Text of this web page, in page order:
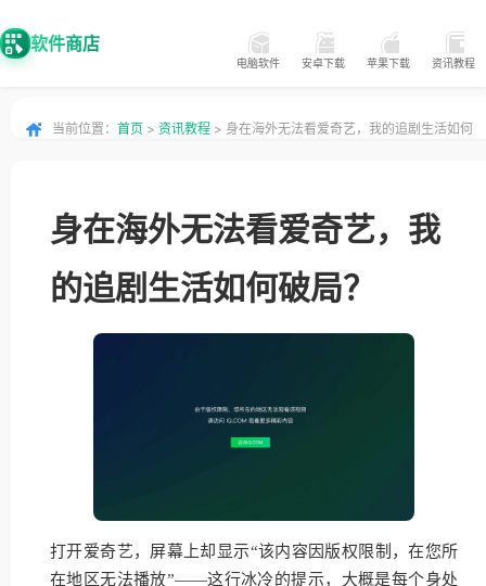
软件商店
电脑软件 安卓下载 苹果下载 资讯教程
当前位置： 首页 > 资讯教程 > 身在海外无法看爱奇艺，我的追剧生活如何
身在海外无法看爱奇艺，我
的追剧生活如何破局？
打开爱奇艺，屏幕上却显示“该内容因版权限制，在您所
在地区无法播放”——这行冰冷的提示，大概是每个身处